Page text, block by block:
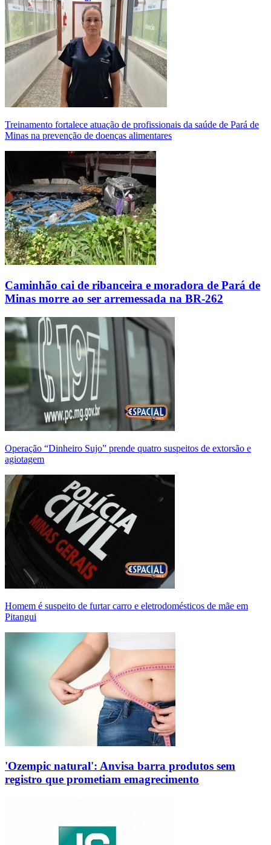
Treinamento fortalece atuação de profissionais da saúde de Pará de
Minas na prevenção de doenças alimentares
Caminhão cai de ribanceira e moradora de Pará de
Minas morre ao ser arremessada na BR-262
Operação “Dinheiro Sujo” prende quatro suspeitos de extorsão e
agiotagem
Homem é suspeito de furtar carro e eletrodomésticos de mãe em
Pitangui
'Ozempic natural': Anvisa barra produtos sem
registro que prometiam emagrecimento